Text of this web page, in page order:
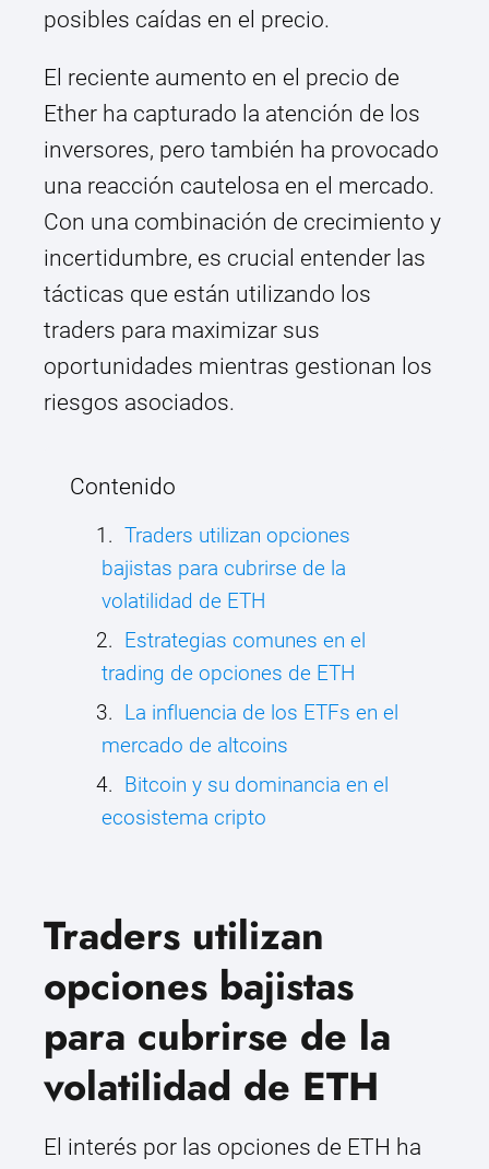
posibles caídas en el precio.
El reciente aumento en el precio de
Ether ha capturado la atención de los
inversores, pero también ha provocado
una reacción cautelosa en el mercado.
Con una combinación de crecimiento y
incertidumbre, es crucial entender las
tácticas que están utilizando los
traders para maximizar sus
oportunidades mientras gestionan los
riesgos asociados.
Contenido
Traders utilizan opciones
bajistas para cubrirse de la
volatilidad de ETH
Estrategias comunes en el
trading de opciones de ETH
La influencia de los ETFs en el
mercado de altcoins
Bitcoin y su dominancia en el
ecosistema cripto
Traders utilizan
opciones bajistas
para cubrirse de la
volatilidad de ETH
El interés por las opciones de ETH ha